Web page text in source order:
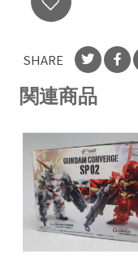
SHARE
関連商品